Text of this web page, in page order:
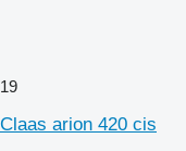
19
Claas arion 420 cis